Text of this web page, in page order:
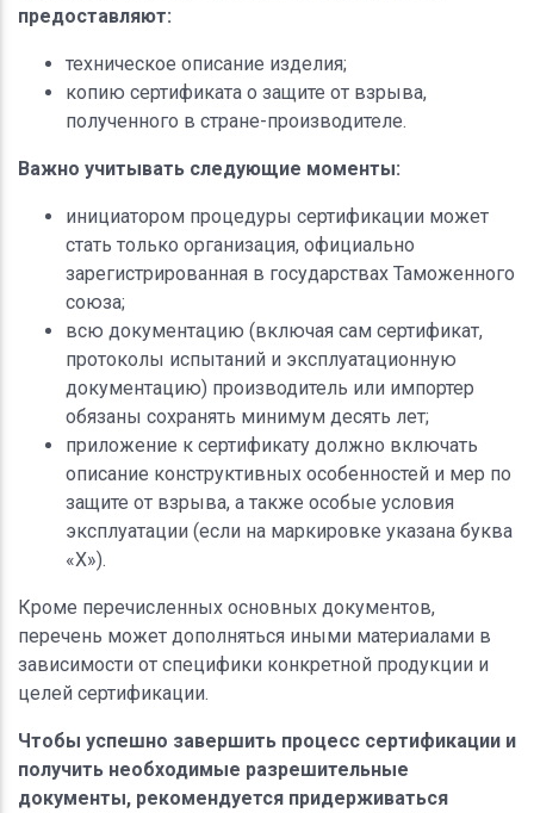
предоставляют:
техническое описание изделия;
копию сертификата о защите от взрыва,
полученного в стране-производителе.
Важно учитывать следующие моменты:
инициатором процедуры сертификации может
стать только организация, официально
зарегистрированная в государствах Таможенного
союза;
всю документацию (включая сам сертификат,
протоколы испытаний и эксплуатационную
документацию) производитель или импортер
обязаны сохранять минимум десять лет;
приложение к сертификату должно включать
описание конструктивных особенностей и мер по
защите от взрыва, а также особые условия
эксплуатации (если на маркировке указана буква
«Х»).
Кроме перечисленных основных документов,
перечень может дополняться иными материалами в
зависимости от специфики конкретной продукции и
целей сертификации.
Чтобы успешно завершить процесс сертификации и
получить необходимые разрешительные
документы, рекомендуется придерживаться